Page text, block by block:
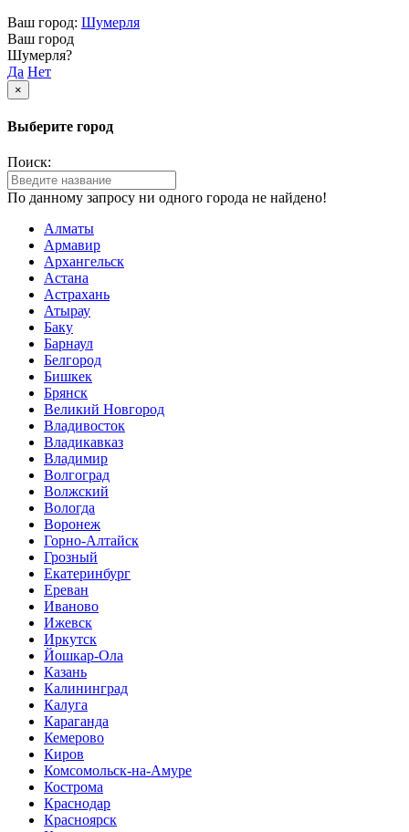
Ваш город: Шумерля
Ваш город
Шумерля?
Да Нет
×
Выберите город
Поиск:
По данному запросу ни одного города не найдено!
Алматы
Армавир
Архангельск
Астана
Астрахань
Атырау
Баку
Барнаул
Белгород
Бишкек
Брянск
Великий Новгород
Владивосток
Владикавказ
Владимир
Волгоград
Волжский
Вологда
Воронеж
Горно-Алтайск
Грозный
Екатеринбург
Ереван
Иваново
Ижевск
Иркутск
Йошкар-Ола
Казань
Калининград
Калуга
Караганда
Кемерово
Киров
Комсомольск-на-Амуре
Кострома
Краснодар
Красноярск